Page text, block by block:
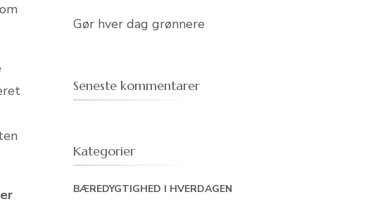
Gør hver dag grønnere
Seneste kommentarer
Kategorier
BÆREDYGTIGHED I HVERDAGEN